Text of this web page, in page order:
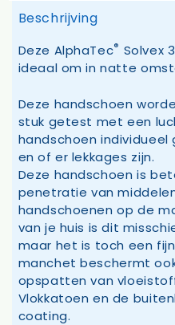
Beschrijving
Deze AlphaTec® Solvex
ideaal om in natte
Deze handschoen
stuk getest met een
handschoen
en of er lekkages zijn.
Deze handschoen is
penetratie van
handschoenen op de
van je huis is dit
maar het is toch een
manchet beschermt
opspatten van
Vlokkatoen en de
coating.